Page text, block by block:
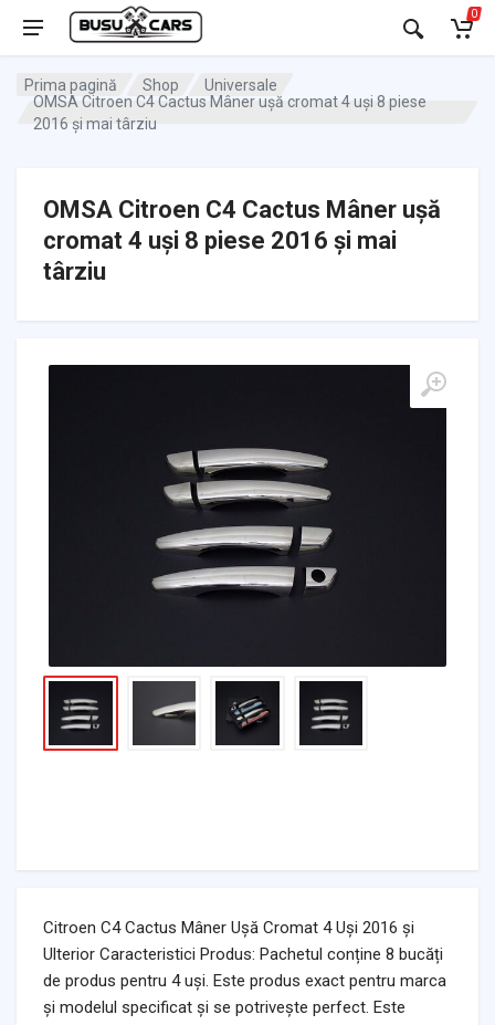
0
Prima pagină Shop
Universale
OMSA Citroen C4 Cactus Mâner ușă cromat 4 uși 8 piese
2016 și mai târziu
OMSA Citroen C4 Cactus Mâner ușă
cromat 4 uși 8 piese 2016 și mai
târziu
Citroen C4 Cactus Mâner Ușă Cromat 4 Uși 2016 și
Ulterior Caracteristici Produs: Pachetul conține 8 bucăți
de produs pentru 4 uși. Este produs exact pentru marca
și modelul specificat și se potrivește perfect. Este